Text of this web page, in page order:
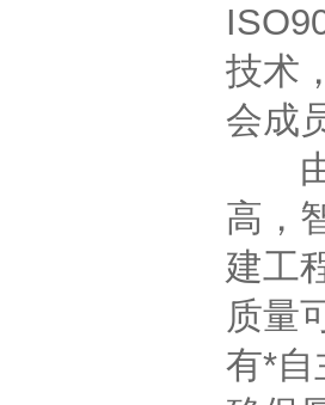
技术
会成
由
高，
建工
质量
有*自